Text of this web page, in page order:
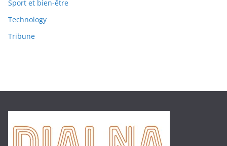
Sport et bien-être
Technology
Tribune